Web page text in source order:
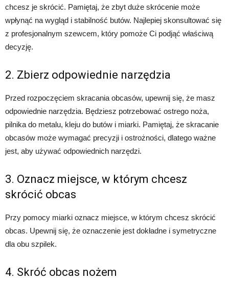
chcesz je skrócić. Pamiętaj, że zbyt duże skrócenie może
wpłynąć na wygląd i stabilność butów. Najlepiej skonsultować się
z profesjonalnym szewcem, który pomoże Ci podjąć właściwą
decyzję.
2. Zbierz odpowiednie narzędzia
Przed rozpoczęciem skracania obcasów, upewnij się, że masz
odpowiednie narzędzia. Będziesz potrzebować ostrego noża,
pilnika do metalu, kleju do butów i miarki. Pamiętaj, że skracanie
obcasów może wymagać precyzji i ostrożności, dlatego ważne
jest, aby używać odpowiednich narzędzi.
3. Oznacz miejsce, w którym chcesz
skrócić obcas
Przy pomocy miarki oznacz miejsce, w którym chcesz skrócić
obcas. Upewnij się, że oznaczenie jest dokładne i symetryczne
dla obu szpilek.
4. Skróć obcas nożem